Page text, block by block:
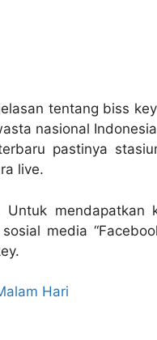
tentang biss
nasional
pastinya
live.
Untuk mendapatkan
media